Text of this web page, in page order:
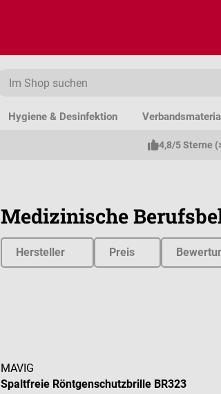
Hygiene & Desinfektion Verbandsmaterial
4,8/5 Sterne
Medizinische
Hersteller Preis
MAVIG
Spaltfreie Röntgenschutzbrille BR323